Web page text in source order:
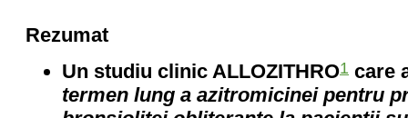
Rezumat
Un studiu clinic ALLOZITHRO1 care
termen lung a azitromicinei pentru